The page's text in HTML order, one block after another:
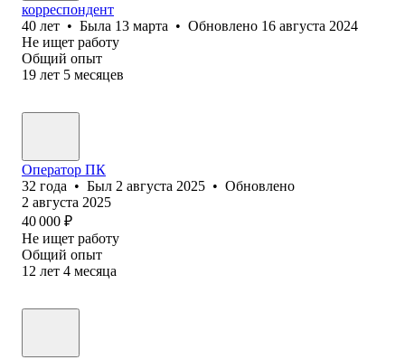
корреспондент
40 лет • Была 13 марта • Обновлено 16 августа 2024
Не ищет работу
Общий опыт
19 лет 5 месяцев
Оператор ПК
32 года • Был 2 августа 2025 • Обновлено
2 августа 2025
40 000 ₽
Не ищет работу
Общий опыт
12 лет 4 месяца